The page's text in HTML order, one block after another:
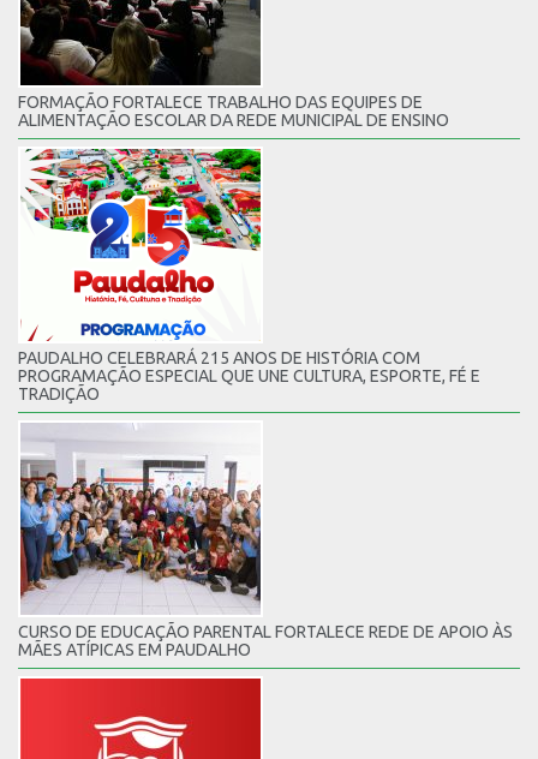
FORMAÇÃO FORTALECE TRABALHO DAS EQUIPES DE
ALIMENTAÇÃO ESCOLAR DA REDE MUNICIPAL DE ENSINO
PAUDALHO CELEBRARÁ 215 ANOS DE HISTÓRIA COM
PROGRAMAÇÃO ESPECIAL QUE UNE CULTURA, ESPORTE, FÉ E
TRADIÇÃO
CURSO DE EDUCAÇÃO PARENTAL FORTALECE REDE DE APOIO ÀS
MÃES ATÍPICAS EM PAUDALHO